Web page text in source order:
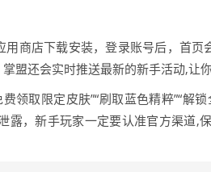
商店下载安装，登录账号后，首页
盟还会实时推送最新的新手活动,让
领取限定皮肤”“刷取蓝色精粹”“解
露，新手玩家一定要认准官方渠道,